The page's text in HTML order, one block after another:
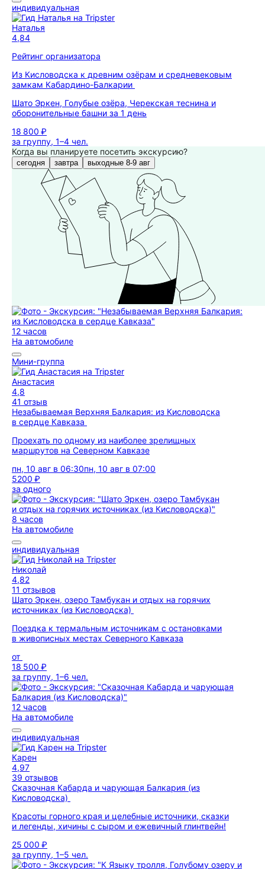
индивидуальная
Наталья
4,84
Рейтинг организатора
Из Кисловодска к древним озёрам и средневековым
замкам Кабардино-Балкарии
Шато Эркен, Голубые озёра, Черекская теснина и
оборонительные башни за 1 день
18 800 ₽
за группу, 1–4 чел.
Когда вы планируете посетить экскурсию?
сегодня завтра выходные 8-9 авг
12 часов
На автомобиле
Мини-группа
Анастасия
4,8
41 отзыв
Незабываемая Верхняя Балкария: из Кисловодска
в сердце Кавказа
Проехать по одному из наиболее зрелищных
маршрутов на Северном Кавказе
пн, 10 авг в 06:30пн, 10 авг в 07:00
5200 ₽
за одного
8 часов
На автомобиле
индивидуальная
Николай
4,82
11 отзывов
Шато Эркен, озеро Тамбукан и отдых на горячих
источниках (из Кисловодска)
Поездка к термальным источникам с остановками
в живописных местах Северного Кавказа
от
18 500 ₽
за группу, 1–6 чел.
12 часов
На автомобиле
индивидуальная
Карен
4,97
39 отзывов
Сказочная Кабарда и чарующая Балкария (из
Кисловодска)
Красоты горного края и целебные источники, сказки
и легенды, хичины с сыром и ежевичный глинтвейн!
25 000 ₽
за группу, 1–5 чел.